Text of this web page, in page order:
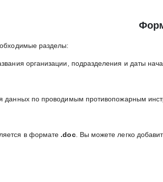
разделы:
организации, подразделения и даты
данных по проводимым противопожарным
в формате .doc. Вы можете легко